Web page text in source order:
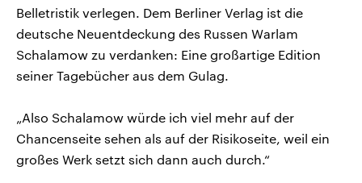
Belletristik verlegen. Dem Berliner Verlag ist die
deutsche Neuentdeckung des Russen Warlam
Schalamow zu verdanken: Eine großartige Edition
seiner Tagebücher aus dem Gulag.
„Also Schalamow würde ich viel mehr auf der
Chancenseite sehen als auf der Risikoseite, weil ein
großes Werk setzt sich dann auch durch.“